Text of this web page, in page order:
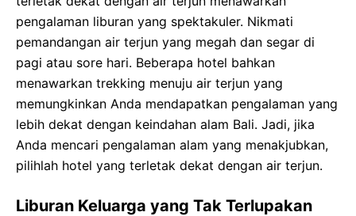
pengalaman liburan yang spektakuler. Nikmati
pemandangan air terjun yang megah dan segar di
pagi atau sore hari. Beberapa hotel bahkan
menawarkan trekking menuju air terjun yang
memungkinkan Anda mendapatkan pengalaman yang
lebih dekat dengan keindahan alam Bali. Jadi, jika
Anda mencari pengalaman alam yang menakjubkan,
pilihlah hotel yang terletak dekat dengan air terjun.
Liburan Keluarga yang Tak Terlupakan